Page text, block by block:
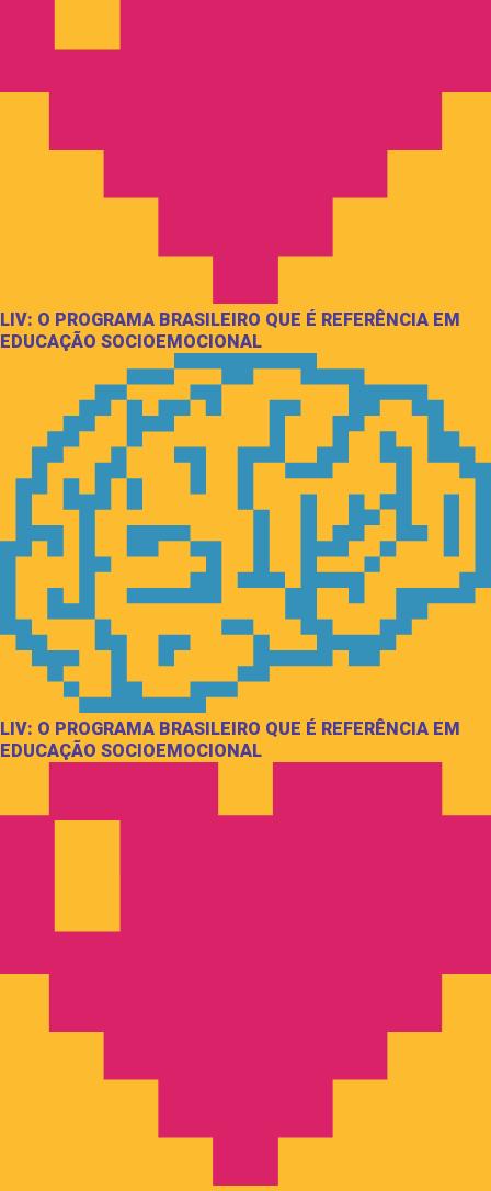
LIV: O PROGRAMA BRASILEIRO QUE É REFERÊNCIA EM
EDUCAÇÃO SOCIOEMOCIONAL
LIV: O PROGRAMA BRASILEIRO QUE É REFERÊNCIA EM
EDUCAÇÃO SOCIOEMOCIONAL